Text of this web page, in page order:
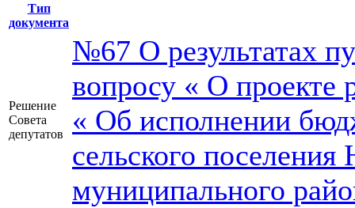
Тип
документа
Решение
Совета
депутатов
№67 О результатах
вопросу « О проекте
« Об исполнении
сельского поселения
муниципального